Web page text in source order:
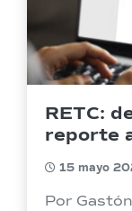
RETC:
reporte
15 mayo
Por